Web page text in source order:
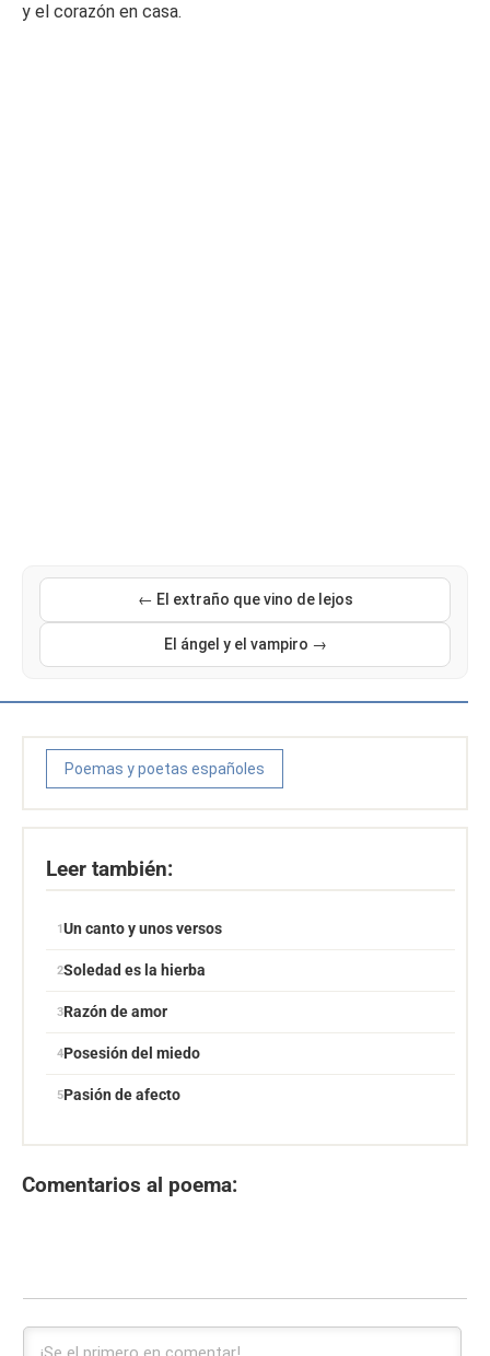
y el corazón en casa.
← El extraño que vino de lejos
El ángel y el vampiro →
Poemas y poetas españoles
Leer también:
Un canto y unos versos
Soledad es la hierba
Razón de amor
Posesión del miedo
Pasión de afecto
Comentarios al poema: